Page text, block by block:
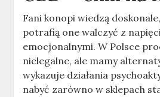
Fani konopi wiedzą
potrafią one walczyć z
emocjonalnymi. W Polsce
nielegalne, ale mamy
wykazuje działania
nabyć zarówno w sklepach